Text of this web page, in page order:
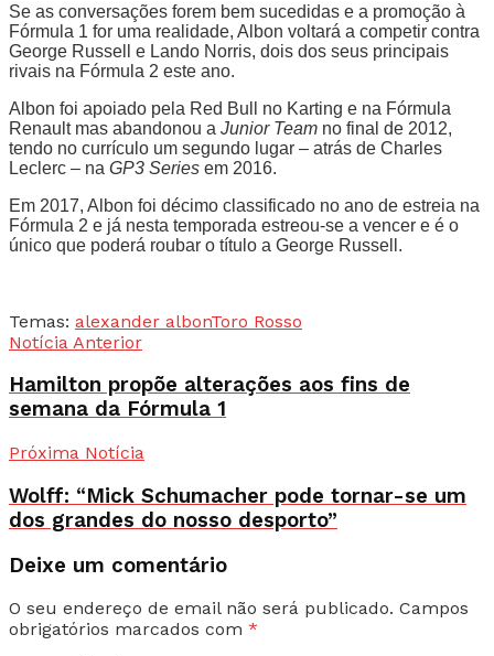
Se as conversações forem bem sucedidas e a promoção à
Fórmula 1 for uma realidade, Albon voltará a competir contra
George Russell e Lando Norris, dois dos seus principais
rivais na Fórmula 2 este ano.
Albon foi apoiado pela Red Bull no Karting e na Fórmula
Renault mas abandonou a Junior Team no final de 2012,
tendo no currículo um segundo lugar – atrás de Charles
Leclerc – na GP3 Series em 2016.
Em 2017, Albon foi décimo classificado no ano de estreia na
Fórmula 2 e já nesta temporada estreou-se a vencer e é o
único que poderá roubar o título a George Russell.
Temas: alexander albonToro Rosso
Notícia Anterior
Hamilton propõe alterações aos fins de
semana da Fórmula 1
Próxima Notícia
Wolff: “Mick Schumacher pode tornar-se um
dos grandes do nosso desporto”
Deixe um comentário
O seu endereço de email não será publicado. Campos
obrigatórios marcados com *